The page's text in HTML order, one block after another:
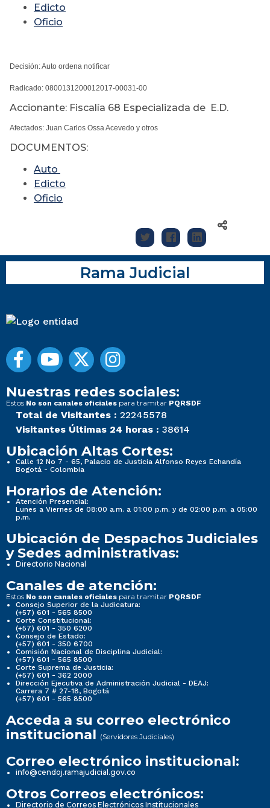
Edicto
Oficio
Decisión: Auto ordena notificar
Radicado: 0800131200012017-00031-00
Accionante: Fiscalía 68 Especializada de E.D.
Afectados: Juan Carlos Ossa Acevedo y otros
DOCUMENTOS:
Auto
Edicto
Oficio
Rama Judicial
Nuestras redes sociales:
Estos No son canales oficiales para tramitar PQRSDF
Total de Visitantes : 22245578
Visitantes Últimas 24 horas : 38614
Ubicación Altas Cortes:
Calle 12 No 7 - 65, Palacio de Justicia Alfonso Reyes Echandía
Bogotá - Colombia
Horarios de Atención:
Atención Presencial:
Lunes a Viernes de 08:00 a.m. a 01:00 p.m. y de 02:00 p.m. a 05:00
p.m.
Ubicación de Despachos Judiciales
y Sedes administrativas:
Directorio Nacional
Canales de atención:
Estos No son canales oficiales para tramitar PQRSDF
Consejo Superior de la Judicatura:
(+57) 601 - 565 8500
Corte Constitucional:
(+57) 601 - 350 6200
Consejo de Estado:
(+57) 601 - 350 6700
Comisión Nacional de Disciplina Judicial:
(+57) 601 - 565 8500
Corte Suprema de Justicia:
(+57) 601 - 362 2000
Dirección Ejecutiva de Administración Judicial - DEAJ:
Carrera 7 # 27-18, Bogotá
(+57) 601 - 565 8500
Acceda a su correo electrónico
institucional (Servidores Judiciales)
Correo electrónico institucional:
info@cendoj.ramajudicial.gov.co
Otros Correos electrónicos:
Directorio de Correos Electrónicos Institucionales